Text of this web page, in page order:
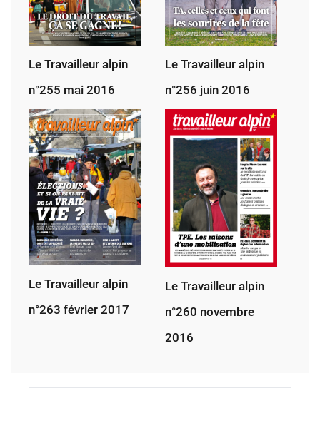
Le Travailleur alpin
n°255 mai 2016
Le Travailleur alpin
n°256 juin 2016
Le Travailleur alpin
n°263 février 2017
Le Travailleur alpin
n°260 novembre
2016